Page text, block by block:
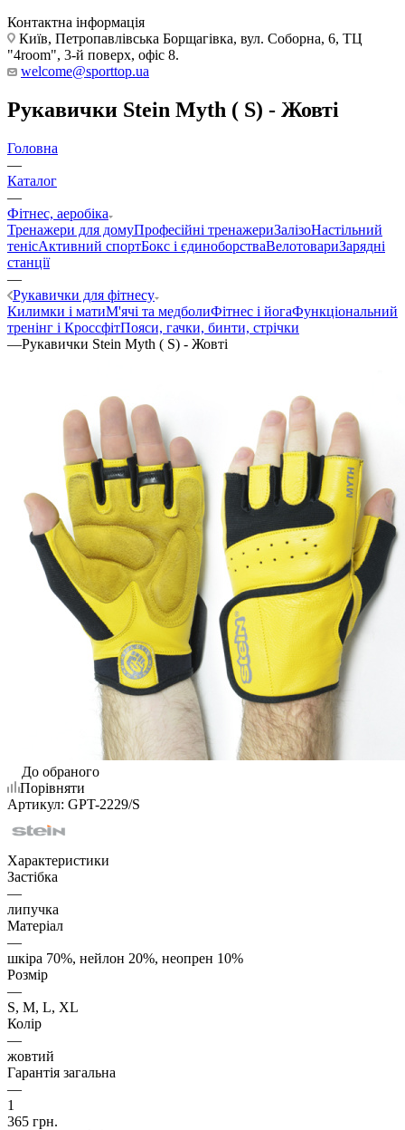
Контактна інформація
Київ, Петропавлівська Борщагівка, вул. Соборна, 6, ТЦ
"4room", 3-й поверх, офіс 8.
welcome@sporttop.ua
Рукавички Stein Myth ( S) - Жовті
Головна
—
Каталог
—
Фітнес, аеробіка
Тренажери для домуПрофесійні тренажериЗалізоНастільний
тенісАктивний спортБокс і єдиноборстваВелотовариЗарядні
станції
—
Рукавички для фітнесу
Килимки і матиМ'ячі та медболиФітнес і йогаФункціональний
тренінг і КроссфітПояси, гачки, бинти, стрічки
—Рукавички Stein Myth ( S) - Жовті
До обраного
Порівняти
Артикул: GPT-2229/S
Характеристики
Застібка
—
липучка
Матеріал
—
шкіра 70%, нейлон 20%, неопрен 10%
Розмір
—
S, M, L, XL
Колір
—
жовтий
Гарантія загальна
—
1
365 грн.